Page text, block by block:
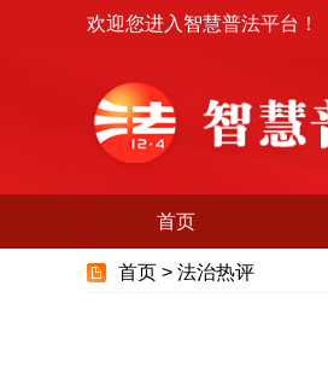
欢迎您进入智慧普法平台！
首页
首页 > 法治热评